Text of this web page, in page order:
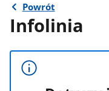
Powrót
Infolinia